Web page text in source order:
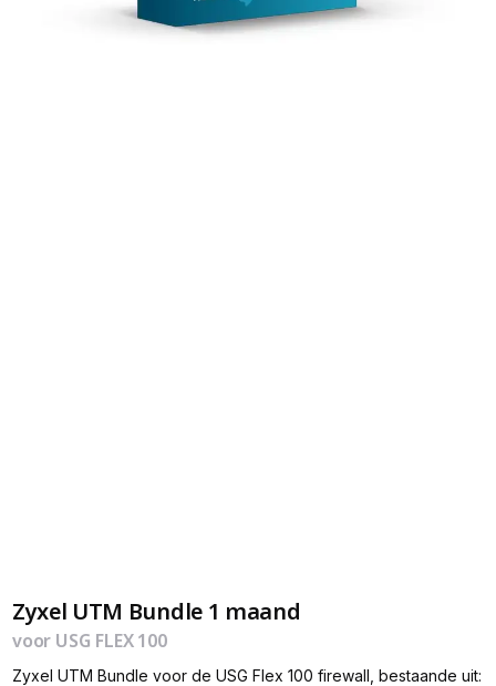
Zyxel UTM Bundle 1 maand
voor USG FLEX 100
Zyxel UTM Bundle voor de USG Flex 100 firewall, bestaande uit: